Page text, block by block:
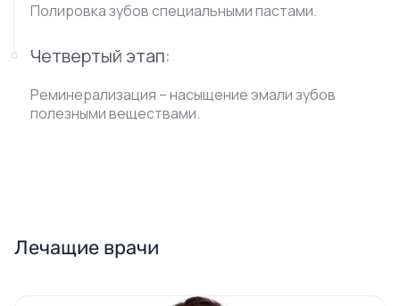
Полировка зубов специальными пастами.
Четвертый этап:
Реминерализация – насыщение эмали зубов
полезными веществами.
Лечащие врачи